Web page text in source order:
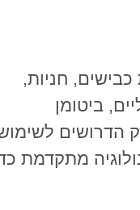
חניות,
ביטומן
הדרושים
מתקדמת